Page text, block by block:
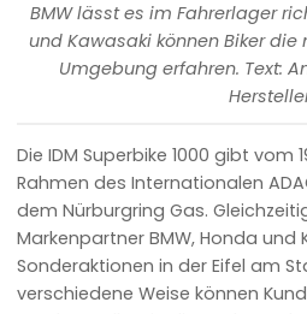
BMW lässt es im Fahrerlager
und Kawasaki können Biker
Umgebung erfahren. Text:
Die IDM Superbike 1000 gibt vom
Rahmen des Internationalen
dem Nürburgring Gas.
Markenpartner BMW, Honda und
Sonderaktionen in der Eifel am
verschiedene Weise können